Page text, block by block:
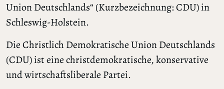
Union Deutschlands“ (Kurzbezeichnung: CDU) in
Schleswig-Holstein.
Die Christlich Demokratische Union Deutschlands
(CDU) ist eine christdemokratische, konservative
und wirtschaftsliberale Partei.